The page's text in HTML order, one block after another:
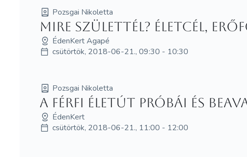
Pozsgai Nikoletta
Mire születtél? Életcél,
ÉdenKert Agapé
csütörtök, 2018-06-21., 09:30 - 10:30
Pozsgai Nikoletta
A Férfi életút próbái és
ÉdenKert
csütörtök, 2018-06-21., 11:00 - 12:00